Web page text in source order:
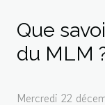
Que
du MLM
Mercredi 22